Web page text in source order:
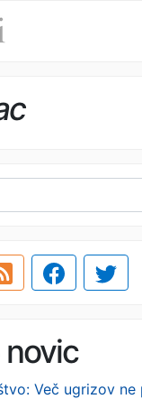
novic
Več ugrizov ne